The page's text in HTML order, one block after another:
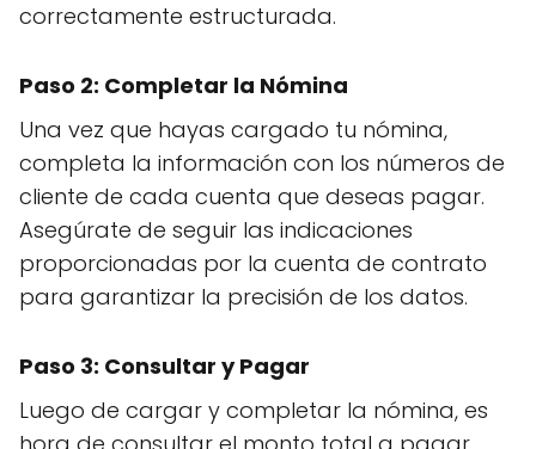
correctamente estructurada.
Paso 2: Completar la Nómina
Una vez que hayas cargado tu nómina,
completa la información con los números de
cliente de cada cuenta que deseas pagar.
Asegúrate de seguir las indicaciones
proporcionadas por la cuenta de contrato
para garantizar la precisión de los datos.
Paso 3: Consultar y Pagar
Luego de cargar y completar la nómina, es